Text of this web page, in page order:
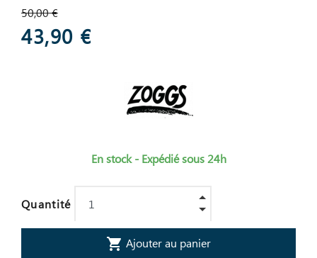
50,00 €
43,90 €
En stock - Expédié sous 24h
Quantité
shopping_cart Ajouter au panier